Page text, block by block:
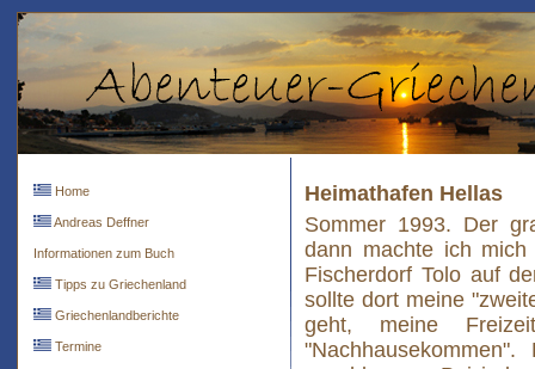
Home
Andreas Deffner
Informationen zum Buch
Tipps zu Griechenland
Griechenlandberichte
Termine
Heimathafen Hellas
Sommer 1993. Der
dann machte ich
Fischerdorf Tolo auf
sollte dort meine
geht, meine